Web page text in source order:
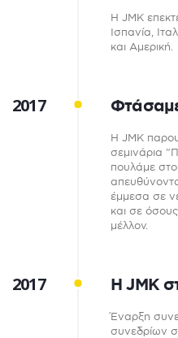
Η JMK
Ισπανία,
και Αμερική.
2017
Η JMK
σεμινάρια
πουλάμε
έμμεσα σε
και σε
μέλλον.
2017 Η JMK
Έναρξη
συνεδρίων